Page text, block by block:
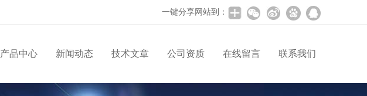
一键分享网站到：
产品中心 新闻动态 技术文章 公司资质 在线留言 联系我们